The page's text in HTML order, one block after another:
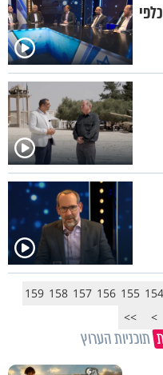
כלפי
154
155
156
157
158
159
>
>>
תוכניות הערוץ